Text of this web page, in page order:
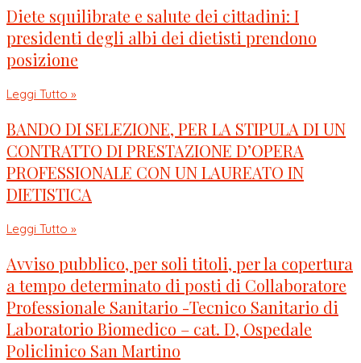
Diete squilibrate e salute dei cittadini: I
presidenti degli albi dei dietisti prendono
posizione
Leggi Tutto »
BANDO DI SELEZIONE, PER LA STIPULA DI UN
CONTRATTO DI PRESTAZIONE D’OPERA
PROFESSIONALE CON UN LAUREATO IN
DIETISTICA
Leggi Tutto »
Avviso pubblico, per soli titoli, per la copertura
a tempo determinato di posti di Collaboratore
Professionale Sanitario -Tecnico Sanitario di
Laboratorio Biomedico – cat. D, Ospedale
Policlinico San Martino